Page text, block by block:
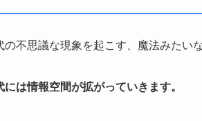
の不思議な現象を起こす、魔法みたい
は情報空間が拡がっていきます。